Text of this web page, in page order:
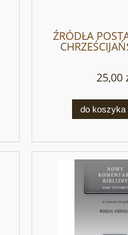
ŹRÓDŁA
Walerian
25,00
do koszyka